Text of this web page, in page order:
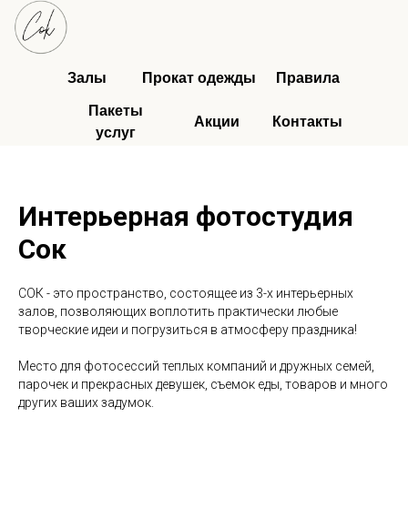
Прокат одежды
Залы
Контакты
Пакеты
услуг
Правила
Акции
Интерьерная фотостудия
Сок
СОК - это пространство, состоящее из 3-х интерьерных
залов, позволяющих воплотить практически любые
творческие идеи и погрузиться в атмосферу праздника!
Место для фотосессий теплых компаний и дружных семей,
парочек и прекрасных девушек, съемок еды, товаров и много
других ваших задумок.